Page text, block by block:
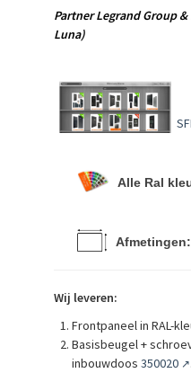
Partner Legrand Group
Luna)
Alle Ral
Wij leveren:
Frontpaneel in RAL-
Basisbeugel +
inbouwdoos 350020 ↗